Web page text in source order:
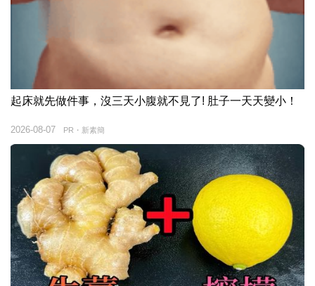
起床就先做件事，沒三天小腹就不見了! 肚子一天天變小！
PR・新素簡
2026-08-07